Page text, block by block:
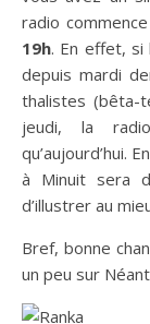
radio
19h. En effet, si
depuis mardi
thalistes (bêta-
jeudi, la
qu’aujourd’hui.
à Minuit sera
d’illustrer au
Bref, bonne
un peu sur